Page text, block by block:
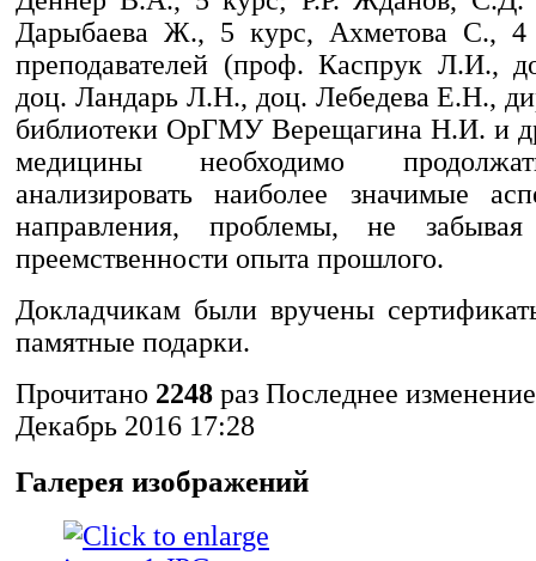
Дарыбаева Ж., 5 курс, Ахметова С.,
преподавателей (проф. Каспрук Л.И.,
доц. Ландарь Л.Н., доц. Лебедева Е.Н.,
библиотеки ОрГМУ Верещагина Н.И. и
медицины необходимо
анализировать наиболее значимые
направления, проблемы, не
преемственности опыта прошлого.
Докладчикам были вручены
памятные подарки.
Прочитано 2248 раз Последнее
Декабрь 2016 17:28
Галерея изображений